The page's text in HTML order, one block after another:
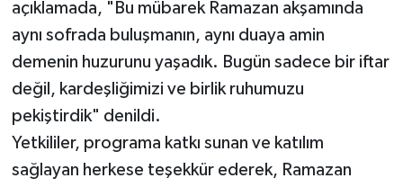
açıklamada, "Bu mübarek Ramazan akşamında
aynı sofrada buluşmanın, aynı duaya amin
demenin huzurunu yaşadık. Bugün sadece bir iftar
değil, kardeşliğimizi ve birlik ruhumuzu
pekiştirdik" denildi.
Yetkililer, programa katkı sunan ve katılım
sağlayan herkese teşekkür ederek, Ramazan